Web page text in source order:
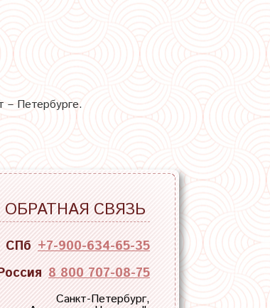
– Петербурге.
ОБРАТНАЯ СВЯЗЬ
СПб +7-900-634-65-35
8 800 707-08-75
Санкт-Петербург,